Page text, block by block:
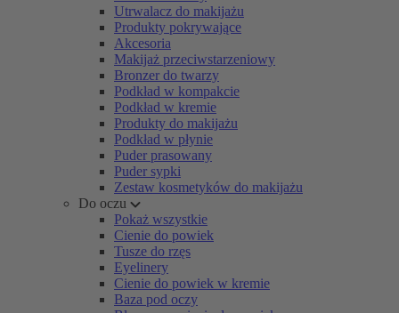
Utrwalacz do makijażu
Produkty pokrywające
Akcesoria
Makijaż przeciwstarzeniowy
Bronzer do twarzy
Podkład w kompakcie
Podkład w kremie
Produkty do makijażu
Podkład w płynie
Puder prasowany
Puder sypki
Zestaw kosmetyków do makijażu
Do oczu
Pokaż wszystkie
Cienie do powiek
Tusze do rzęs
Eyelinery
Cienie do powiek w kremie
Baza pod oczy